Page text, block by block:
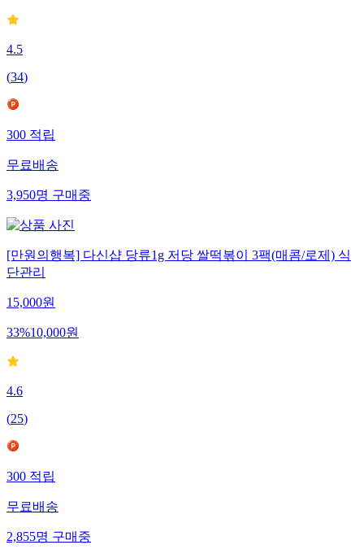
4.5
(34)
300적립
무료배송
3,950명구매중
[만원의행복] 다신샵 당류1g 저당 쌀떡볶이 3팩(매콤/로제) 식
단관리
15,000원
33%10,000원
4.6
(25)
300적립
무료배송
2,855명구매중